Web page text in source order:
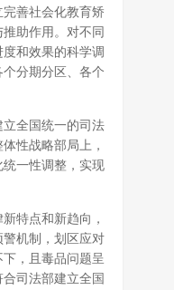
善社会化教育矫
助作用。对不同
和效果的科学调
分期分区、各个
全国统一的司法
性战略部局上，
一性调整，实现
特点和新趋向，
机制，划区应对
，且毒品问题呈
司法部建立全国